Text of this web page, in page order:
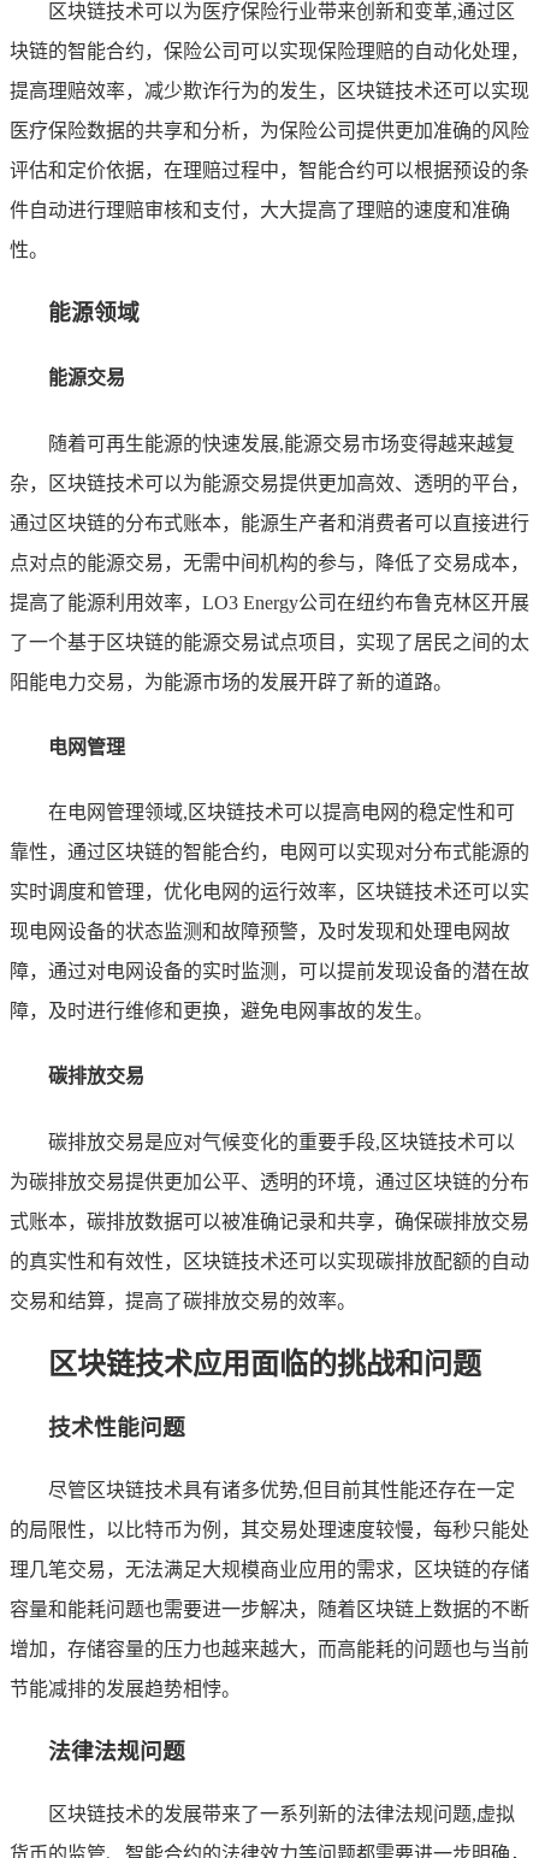
区块链技术可以为医疗保险行业带来创新和变革,通过区
块链的智能合约，保险公司可以实现保险理赔的自动化处理，
提高理赔效率，减少欺诈行为的发生，区块链技术还可以实现
医疗保险数据的共享和分析，为保险公司提供更加准确的风险
评估和定价依据，在理赔过程中，智能合约可以根据预设的条
件自动进行理赔审核和支付，大大提高了理赔的速度和准确
性。
能源领域
能源交易
随着可再生能源的快速发展,能源交易市场变得越来越复
杂，区块链技术可以为能源交易提供更加高效、透明的平台，
通过区块链的分布式账本，能源生产者和消费者可以直接进行
点对点的能源交易，无需中间机构的参与，降低了交易成本，
提高了能源利用效率，LO3 Energy公司在纽约布鲁克林区开展
了一个基于区块链的能源交易试点项目，实现了居民之间的太
阳能电力交易，为能源市场的发展开辟了新的道路。
电网管理
在电网管理领域,区块链技术可以提高电网的稳定性和可
靠性，通过区块链的智能合约，电网可以实现对分布式能源的
实时调度和管理，优化电网的运行效率，区块链技术还可以实
现电网设备的状态监测和故障预警，及时发现和处理电网故
障，通过对电网设备的实时监测，可以提前发现设备的潜在故
障，及时进行维修和更换，避免电网事故的发生。
碳排放交易
碳排放交易是应对气候变化的重要手段,区块链技术可以
为碳排放交易提供更加公平、透明的环境，通过区块链的分布
式账本，碳排放数据可以被准确记录和共享，确保碳排放交易
的真实性和有效性，区块链技术还可以实现碳排放配额的自动
交易和结算，提高了碳排放交易的效率。
区块链技术应用面临的挑战和问题
技术性能问题
尽管区块链技术具有诸多优势,但目前其性能还存在一定
的局限性，以比特币为例，其交易处理速度较慢，每秒只能处
理几笔交易，无法满足大规模商业应用的需求，区块链的存储
容量和能耗问题也需要进一步解决，随着区块链上数据的不断
增加，存储容量的压力也越来越大，而高能耗的问题也与当前
节能减排的发展趋势相悖。
法律法规问题
区块链技术的发展带来了一系列新的法律法规问题,虚拟
货币的监管、智能合约的法律效力等问题都需要进一步明确，